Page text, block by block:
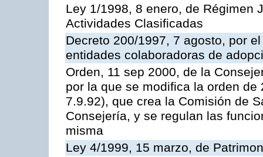
Ley 1/1998, 8 enero, de Régimen
Actividades Clasificadas
Decreto 200/1997, 7 agosto, por
entidades colaboradoras de
Orden, 11 sep 2000, de la
por la que se modifica la orden
7.9.92), que crea la Comisión de
Consejería, y se regulan las
misma
Ley 4/1999, 15 marzo, de